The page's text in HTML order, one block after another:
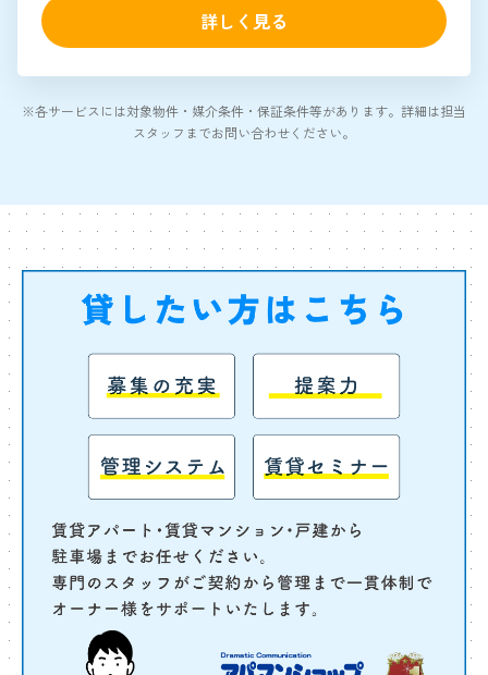
詳しく見る
※各サービスには対象物件・媒介条件・保証条件等があります。詳細は担当
スタッフまでお問い合わせください。